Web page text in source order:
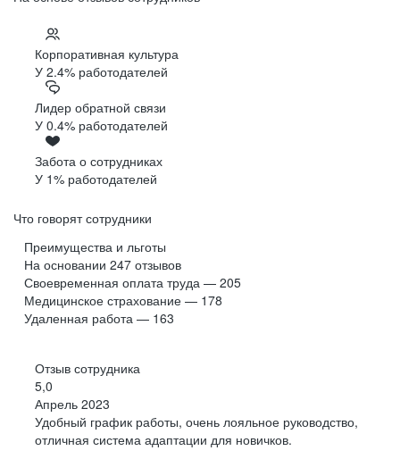
Корпоративная культура
У 2.4% работодателей
Лидер обратной связи
У 0.4% работодателей
Забота о сотрудниках
У 1% работодателей
Что говорят сотрудники
Преимущества и льготы
На основании 247 отзывов
Своевременная оплата труда — 205
Медицинское страхование — 178
Удаленная работа — 163
Отзыв сотрудника
5,0
Апрель 2023
Удобный график работы, очень лояльное руководство,
отличная система адаптации для новичков.